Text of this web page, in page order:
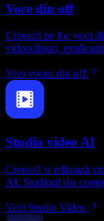
Voce din off
Creează pe loc voci
videoclipuri,
Vezi vocea din off
Studio video AI
Creează și editează
AI. Studioul tău
Vezi Studio Video